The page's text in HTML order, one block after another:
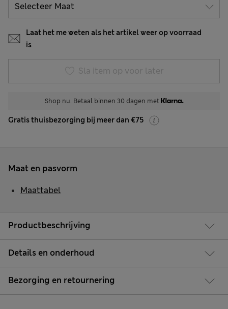
Laat het me weten als het artikel weer op voorraad
is
Sla item op voor later
Shop nu. Betaal binnen 30 dagen met
Gratis thuisbezorging bij meer dan €75
Productbeschrijving
Details en onderhoud
Bezorging en retournering
Maat en pasvorm
Maattabel